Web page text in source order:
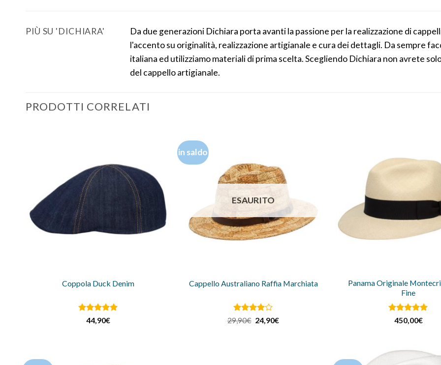
PIÙ SU 'DICHIARA'
Da due generazioni Dichiara porta avanti la passione per la realizzazione di
l'accento su originalità, realizzazione artigianale e cura dei dettagli. Da sempre
italiana ed utilizziamo materiali di prima scelta. Scegliendo Dichiara non avrete
del cappello artigianale.
PRODOTTI CORRELATI
Coppola Duck Denim
Valutato5
44,90€
in saldo
ESAURITO
Cappello Australiano Raffia Marchiata
Valutato
4
29,90€ Il
prezzo
24,90€Il
Panama Originale
Fine
Valutato5
450,00€